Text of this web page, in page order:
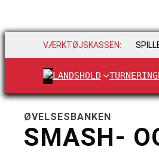
VÆRKTØJSKASSEN:
LANDSHOLD
ØVELSESBANKEN
SMASH-